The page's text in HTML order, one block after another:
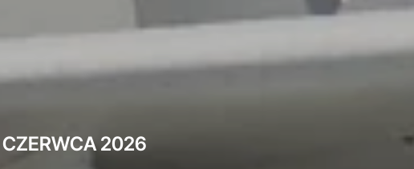
CZERWCA 2026